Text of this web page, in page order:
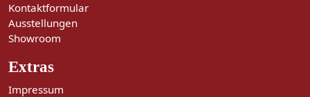
Kontaktformular
Ausstellungen
Showroom
Extras
Impressum